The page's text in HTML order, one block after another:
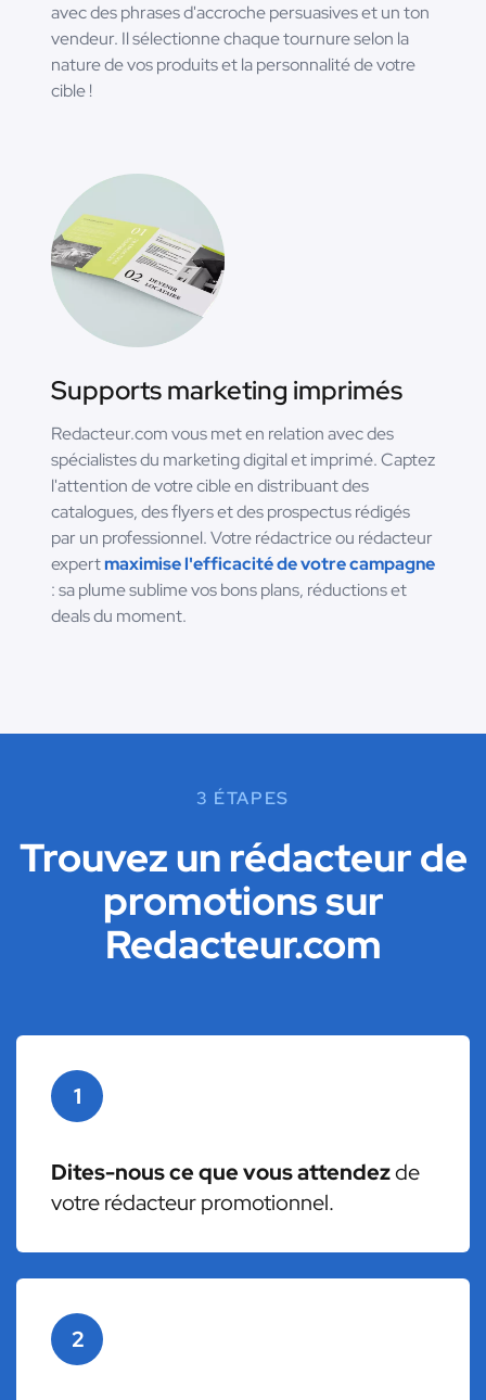
avec des phrases d'accroche persuasives et un ton
vendeur. Il sélectionne chaque tournure selon la
nature de vos produits et la personnalité de votre
cible !
Supports marketing imprimés
Redacteur.com vous met en relation avec des
spécialistes du marketing digital et imprimé. Captez
l'attention de votre cible en distribuant des
catalogues, des flyers et des prospectus rédigés
par un professionnel. Votre rédactrice ou rédacteur
expertmaximise l'efficacité de votre campagne
: sa plume sublime vos bons plans, réductions et
deals du moment.
3 ÉTAPES
Trouvez un rédacteur de
promotions sur
Redacteur.com
1
Dites-nous ce que vous attendezde
votre rédacteur promotionnel.
2